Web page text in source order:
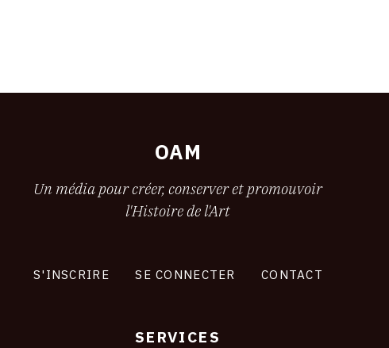
OAM
Un média pour créer, conserver et promouvoir
l'Histoire de l'Art
S'INSCRIRE SE CONNECTER CONTACT
SERVICES